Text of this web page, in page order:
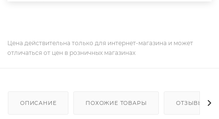
Цена действительна только для интернет-магазина и может
отличаться от цен в розничных магазинах
ОПИСАНИЕ ПОХОЖИЕ ТОВАРЫ ОТЗЫВЫ